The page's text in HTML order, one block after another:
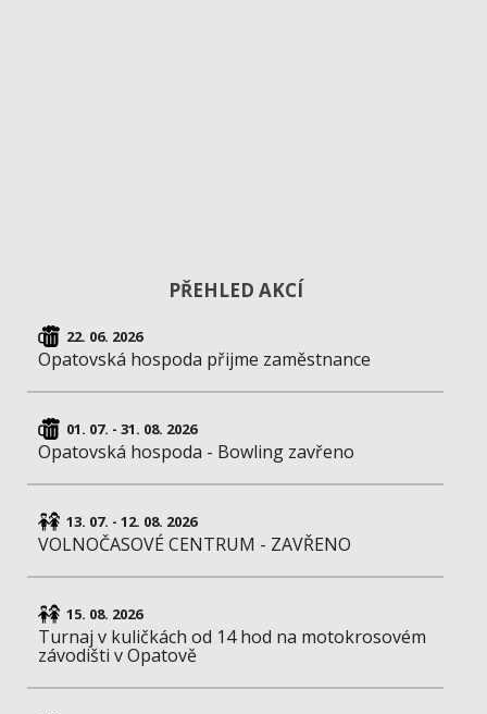
PŘEHLED AKCÍ
22. 06. 2026
Opatovská hospoda přijme zaměstnance
01. 07. - 31. 08. 2026
Opatovská hospoda - Bowling zavřeno
13. 07. - 12. 08. 2026
VOLNOČASOVÉ CENTRUM - ZAVŘENO
15. 08. 2026
Turnaj v kuličkách od 14 hod na motokrosovém
závodišti v Opatově